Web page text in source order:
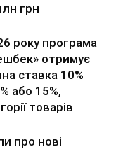
грн
року програма
отримує
ставка 10%
або 15%,
товарів
про нові